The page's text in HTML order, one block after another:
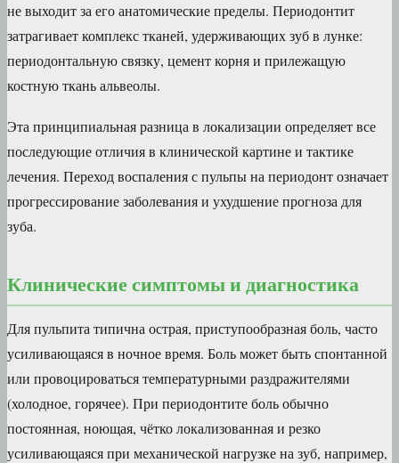
не выходит за его анатомические пределы. Периодонтит
затрагивает комплекс тканей, удерживающих зуб в лунке:
периодонтальную связку, цемент корня и прилежащую
костную ткань альвеолы.
Эта принципиальная разница в локализации определяет все
последующие отличия в клинической картине и тактике
лечения. Переход воспаления с пульпы на периодонт означает
прогрессирование заболевания и ухудшение прогноза для
зуба.
Клинические симптомы и диагностика
Для пульпита типична острая, приступообразная боль, часто
усиливающаяся в ночное время. Боль может быть спонтанной
или провоцироваться температурными раздражителями
(холодное, горячее). При периодонтите боль обычно
постоянная, ноющая, чётко локализованная и резко
усиливающаяся при механической нагрузке на зуб, например,